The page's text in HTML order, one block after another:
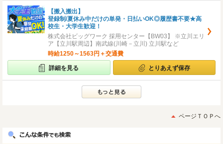
【搬入搬出】
登録制/夏休み中だけの単発・日払いOK◎履歴書不要★高
校生・大学生歓迎！
株式会社ビッグワーク 採用センター【BW03】 ※立川エリ
ア【立川駅周辺】南武線(川崎－立川) 立川駅など
時給1250～1563円＋交通費
詳細を見る とりあえず保存
ページＴＯＰへ